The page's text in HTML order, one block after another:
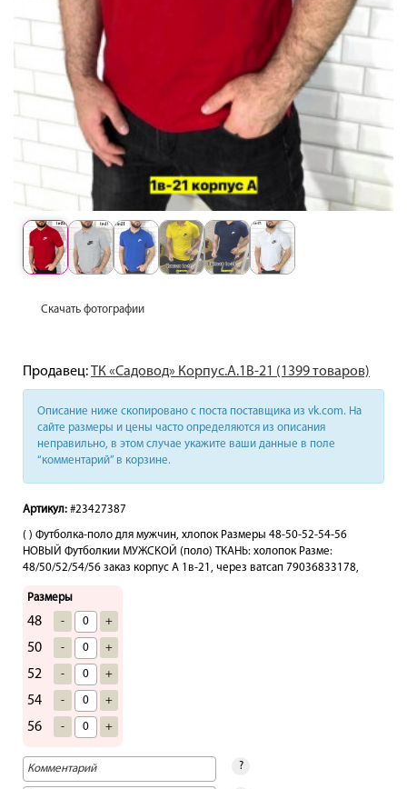
Скачать фотографии
Продавец:ТК «Садовод» Корпус.А.1В-21 (1399 товаров)
Описание ниже скопировано с поста поставщика из vk.com. На
сайте размеры и цены часто определяются из описания
неправильно, в этом случае укажите ваши данные в поле
“комментарий” в корзине.
Артикул: #23427387
( ) Футболка-поло для мужчин, хлопок Размеры 48-50-52-54-56
НОВЫЙ Футболкии МУЖСКОЙ (поло) ТКАНЬ: холопок Разме:
48/50/52/54/56 заказ корпус А 1в-21, через ватсап 79036833178,
Размеры
48 - +
50 - +
52 - +
54 - +
56 - +
?